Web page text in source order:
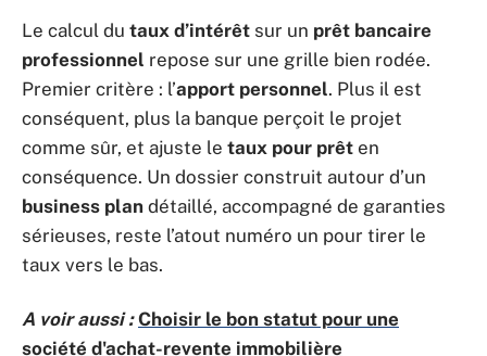
Le calcul du taux d’intérêt sur un prêt bancaire
professionnel repose sur une grille bien rodée.
Premier critère : l’apport personnel. Plus il est
conséquent, plus la banque perçoit le projet
comme sûr, et ajuste le taux pour prêt en
conséquence. Un dossier construit autour d’un
business plan détaillé, accompagné de garanties
sérieuses, reste l’atout numéro un pour tirer le
taux vers le bas.
A voir aussi : Choisir le bon statut pour une
société d'achat-revente immobilière